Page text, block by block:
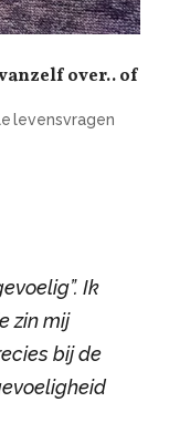
over.. of
levensvragen
Ik
zin mij
bij de